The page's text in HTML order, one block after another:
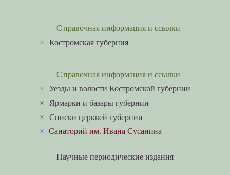
Справочная информация и ссылки
×Костромская губерния
Справочная информация и ссылки
×Уезды и волости Костромской губернии
Ярмарки и базары губернии
×Списки церквей губернии
×Санаторий им. Ивана Сусанина
Научные периодические издания